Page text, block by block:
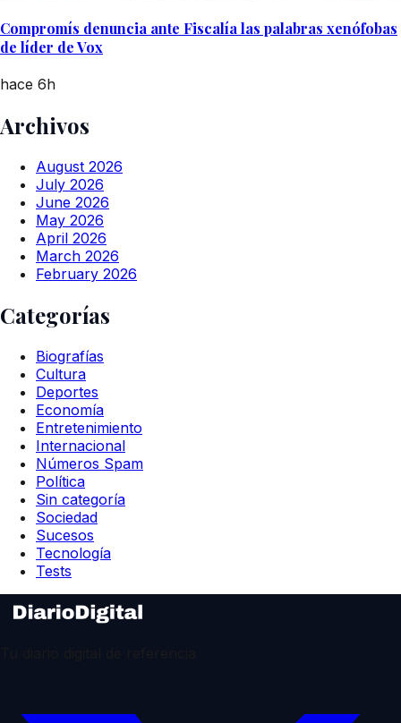
Compromís denuncia ante Fiscalía las palabras xenófobas
de líder de Vox
hace 6h
Archivos
August 2026
July 2026
June 2026
May 2026
April 2026
March 2026
February 2026
Categorías
Biografías
Cultura
Deportes
Economía
Entretenimiento
Internacional
Números Spam
Política
Sin categoría
Sociedad
Sucesos
Tecnología
Tests